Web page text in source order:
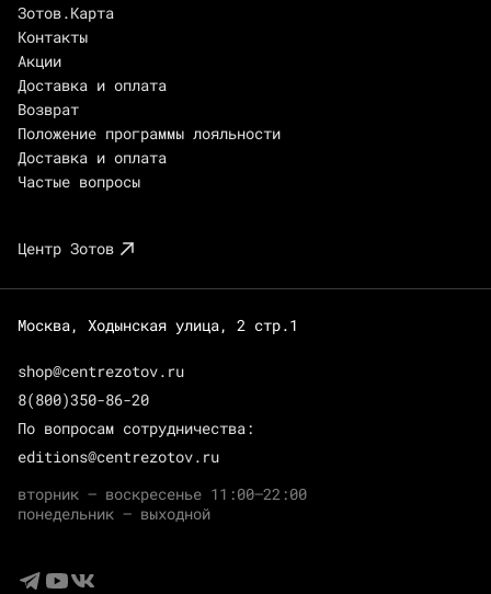
Зотов.Карта
Контакты
Акции
Доставка и оплата
Возврат
Положение программы лояльности
Доставка и оплата
Частые вопросы
Центр Зотов
Москва, Ходынская улица, 2 стр.1
shop@centrezotov.ru
8(800)350-86-20
По вопросам сотрудничества:
editions@centrezotov.ru
вторник — воскресенье 11:00–22:00
понедельник — выходной